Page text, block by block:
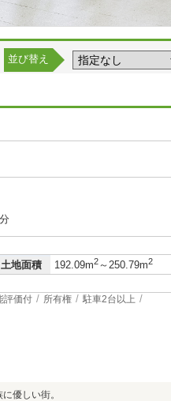
並び替え
土地面積 192.09m2～250.79m2
評価付 所有権
駐車2台以上
優しい街。